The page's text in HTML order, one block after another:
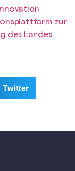
zur
des Landes
Twitter